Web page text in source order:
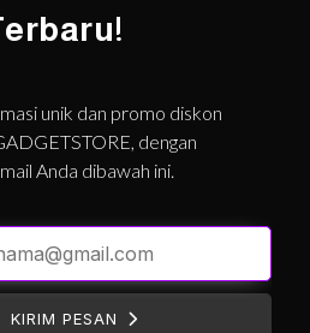
unik dan promo diskon
dengan
Anda dibawah ini.
KIRIM PESAN